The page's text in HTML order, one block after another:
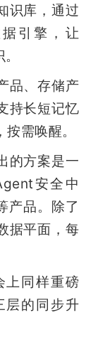
识库，通过
引擎，让
品、存储产
持长短记忆
需唤醒。
的方案是一
安全中
产品。除了
据平面，每
上同样重磅
层的同步升